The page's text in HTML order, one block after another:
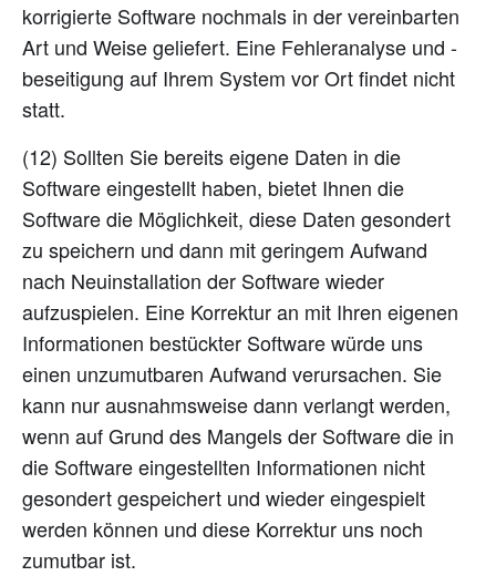
korrigierte Software nochmals in der vereinbarten
Art und Weise geliefert. Eine Fehleranalyse und -
beseitigung auf Ihrem System vor Ort findet nicht
statt.
(12) Sollten Sie bereits eigene Daten in die
Software eingestellt haben, bietet Ihnen die
Software die Möglichkeit, diese Daten gesondert
zu speichern und dann mit geringem Aufwand
nach Neuinstallation der Software wieder
aufzuspielen. Eine Korrektur an mit Ihren eigenen
Informationen bestückter Software würde uns
einen unzumutbaren Aufwand verursachen. Sie
kann nur ausnahmsweise dann verlangt werden,
wenn auf Grund des Mangels der Software die in
die Software eingestellten Informationen nicht
gesondert gespeichert und wieder eingespielt
werden können und diese Korrektur uns noch
zumutbar ist.